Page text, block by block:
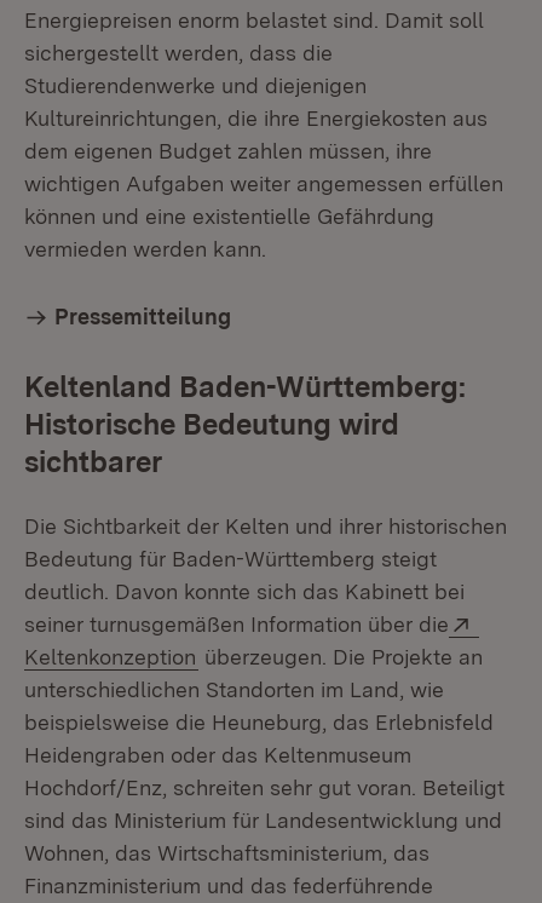
Energiepreisen enorm belastet sind. Damit soll
sichergestellt werden, dass die
Studierendenwerke und diejenigen
Kultureinrichtungen, die ihre Energiekosten aus
dem eigenen Budget zahlen müssen, ihre
wichtigen Aufgaben weiter angemessen erfüllen
können und eine existentielle Gefährdung
vermieden werden kann.
Pressemitteilung
Keltenland Baden-Württemberg:
Historische Bedeutung wird
sichtbarer
Die Sichtbarkeit der Kelten und ihrer historischen
Bedeutung für Baden-Württemberg steigt
deutlich. Davon konnte sich das Kabinett bei
seiner turnusgemäßen Information über die
Keltenkonzeption (Öffnet in neuem Fenster)
überzeugen. Die Projekte an
unterschiedlichen Standorten im Land, wie
beispielsweise die Heuneburg, das Erlebnisfeld
Heidengraben oder das Keltenmuseum
Hochdorf/Enz, schreiten sehr gut voran. Beteiligt
sind das Ministerium für Landesentwicklung und
Wohnen, das Wirtschaftsministerium, das
Finanzministerium und das federführende